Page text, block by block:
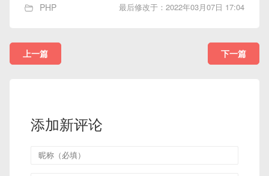
PHP 最后修改于：2022年03月07日 17:04
上一篇 下一篇
添加新评论